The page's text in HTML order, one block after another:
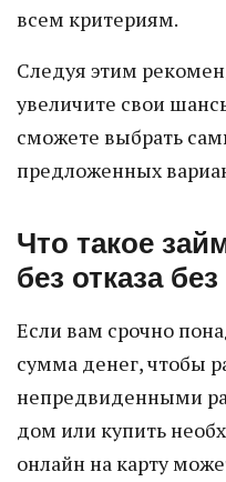
всем критериям.
Следуя этим
увеличите свои
сможете выбрать
предложенных
Что такое
без отказа
Если вам срочно
сумма денег, чтобы
непредвиденными
дом или купить
онлайн на карту